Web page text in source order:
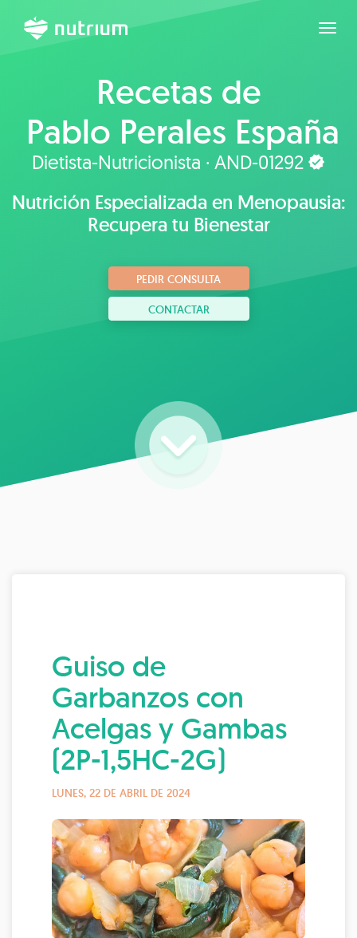
Recetas de
Pablo Perales España
Dietista-Nutricionista · AND-01292
Nutrición Especializada en Menopausia:
Recupera tu Bienestar
PEDIR CONSULTA
CONTACTAR
Guiso de
Garbanzos con
Acelgas y Gambas
(2P-1,5HC-2G)
LUNES, 22 DE ABRIL DE 2024